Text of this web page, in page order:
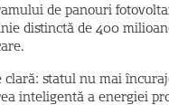
de panouri
distinctă de 400
clară: statul nu mai
inteligentă a energiei